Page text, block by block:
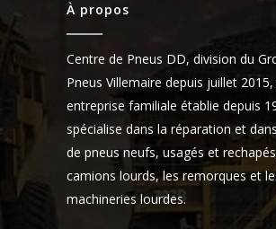
À propos
Centre de Pneus DD, division du
Pneus Villemaire depuis juillet
entreprise familiale établie depuis
spécialise dans la réparation et
de pneus neufs, usagés et
camions lourds, les remorques et
machineries lourdes.